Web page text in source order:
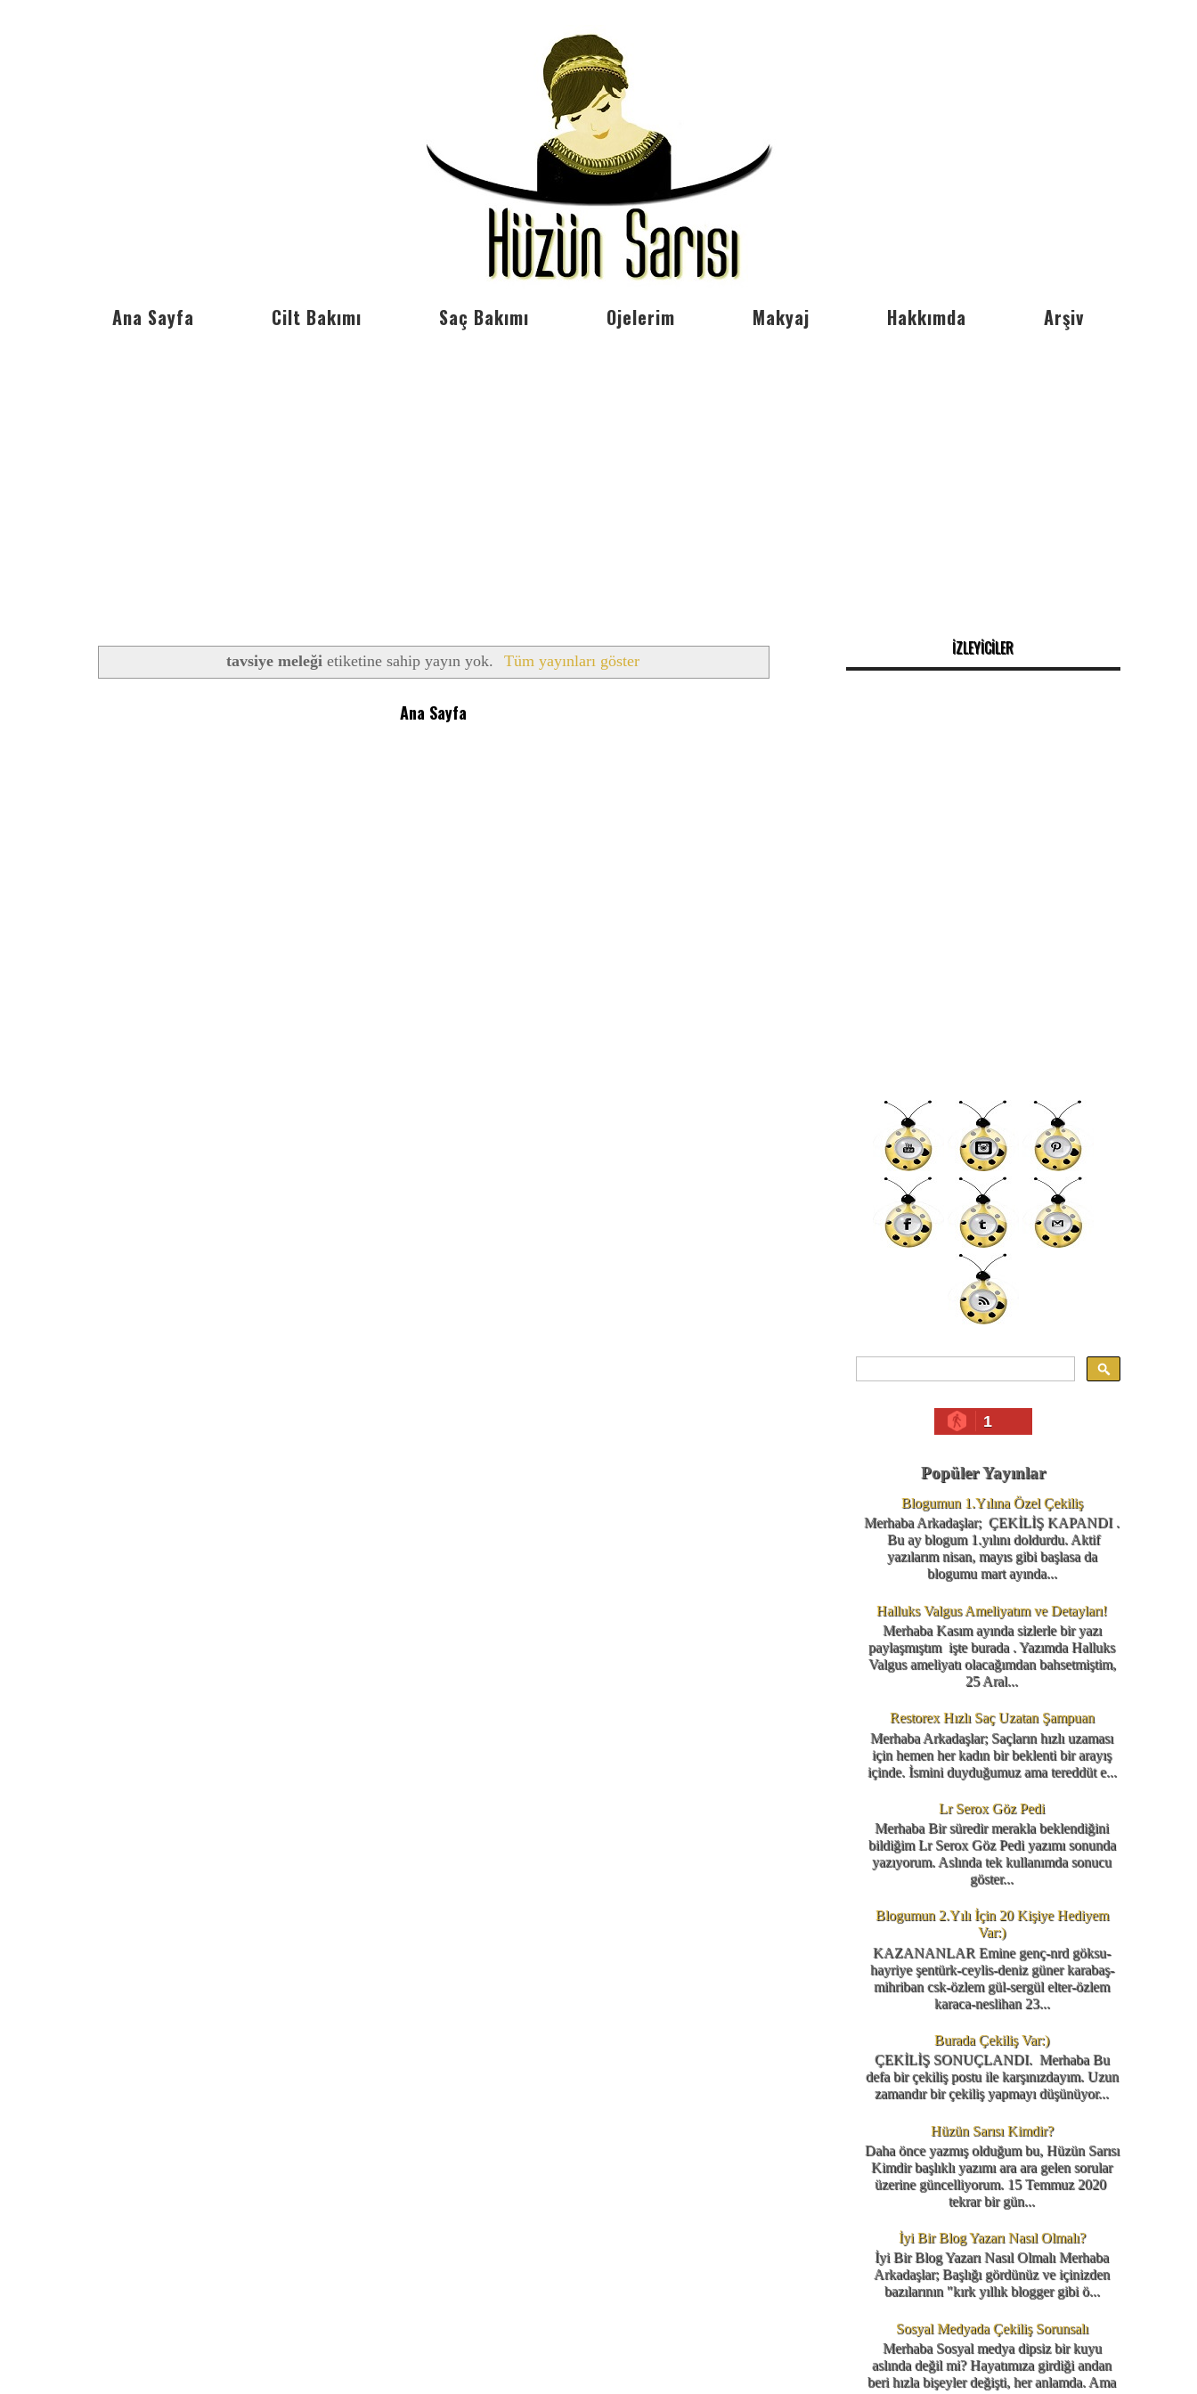
Ana Sayfa Cilt Bakımı Saç Bakımı Ojelerim Makyaj Hakkımda Arşiv
tavsiye meleğietiketine sahip yayın yok. Tüm yayınları göster
Ana Sayfa
İZLEYİCİLER
1
Popüler Yayınlar
Blogumun 1.Yılına Özel Çekiliş
Merhaba Arkadaşlar; ÇEKİLİŞ KAPANDI .
Bu ay blogum 1.yılını doldurdu. Aktif
yazılarım nisan, mayıs gibi başlasa da
blogumu mart ayında...
Halluks Valgus Ameliyatım ve Detayları!
Merhaba Kasım ayında sizlerle bir yazı
paylaşmıştım işte burada . Yazımda Halluks
Valgus ameliyatı olacağımdan bahsetmiştim,
25 Aral...
Restorex Hızlı Saç Uzatan Şampuan
Merhaba Arkadaşlar; Saçların hızlı uzaması
için hemen her kadın bir beklenti bir arayış
içinde. İsmini duyduğumuz ama tereddüt e...
Lr Serox Göz Pedi
Merhaba Bir süredir merakla beklendiğini
bildiğim Lr Serox Göz Pedi yazımı sonunda
yazıyorum. Aslında tek kullanımda sonucu
göster...
Blogumun 2.Yılı İçin 20 Kişiye Hediyem
Var:)
KAZANANLAR Emine genç-nrd göksu-
hayriye şentürk-ceylis-deniz güner karabaş-
mihriban csk-özlem gül-sergül elter-özlem
karaca-neslihan 23...
Burada Çekiliş Var:)
ÇEKİLİŞ SONUÇLANDI. Merhaba Bu
defa bir çekiliş postu ile karşınızdayım. Uzun
zamandır bir çekiliş yapmayı düşünüyor...
Hüzün Sarısı Kimdir?
Daha önce yazmış olduğum bu, Hüzün Sarısı
Kimdir başlıklı yazımı ara ara gelen sorular
üzerine güncelliyorum. 15 Temmuz 2020
tekrar bir gün...
İyi Bir Blog Yazarı Nasıl Olmalı?
İyi Bir Blog Yazarı Nasıl Olmalı Merhaba
Arkadaşlar; Başlığı gördünüz ve içinizden
bazılarının "kırk yıllık blogger gibi ö...
Sosyal Medyada Çekiliş Sorunsalı
Merhaba Sosyal medya dipsiz bir kuyu
aslında değil mi? Hayatımıza girdiği andan
beri hızla bişeyler değişti, her anlamda. Ama